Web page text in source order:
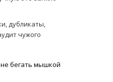
дубликаты,
чужого
не бегать мышкой